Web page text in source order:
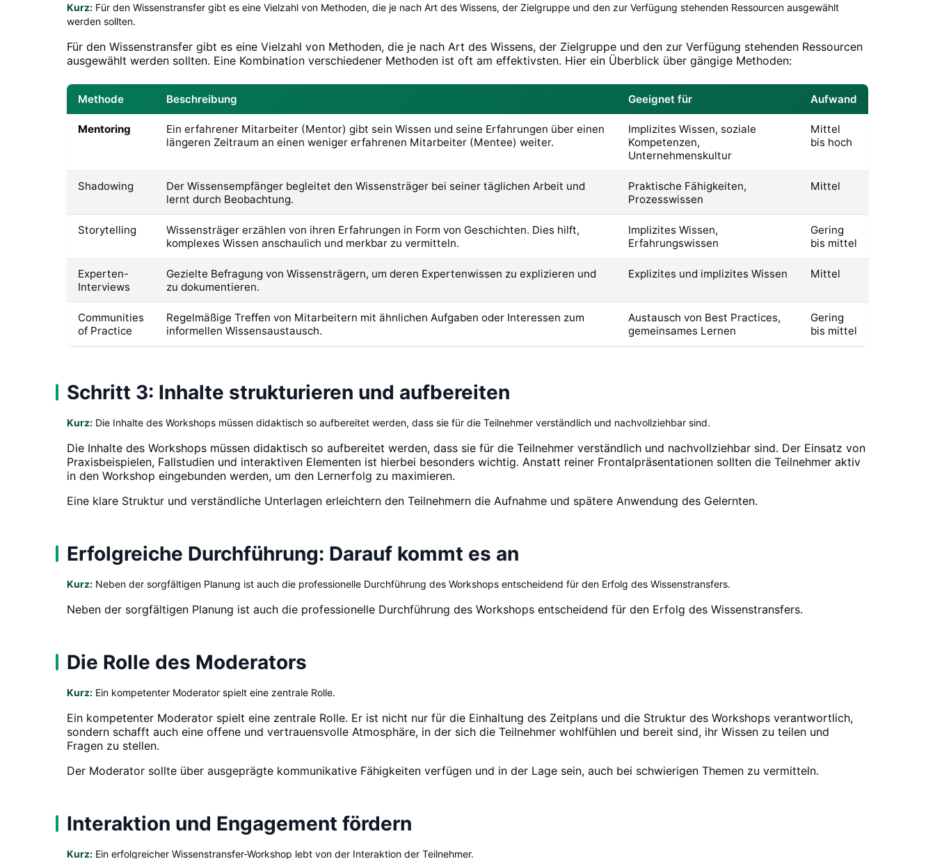
Kurz: Für den Wissenstransfer gibt es eine Vielzahl von Methoden, die je nach Art des Wissens, der Zielgruppe und den zur Verfügung stehenden Ressourcen ausgewählt
werden sollten.
Für den Wissenstransfer gibt es eine Vielzahl von Methoden, die je nach Art des Wissens, der Zielgruppe und den zur Verfügung stehenden Ressourcen
ausgewählt werden sollten. Eine Kombination verschiedener Methoden ist oft am effektivsten. Hier ein Überblick über gängige Methoden:
Methode Beschreibung Geeignet für Aufwand
Mentoring
Ein erfahrener Mitarbeiter (Mentor) gibt sein Wissen und seine Erfahrungen über einen
längeren Zeitraum an einen weniger erfahrenen Mitarbeiter (Mentee) weiter.
Implizites Wissen, soziale
Kompetenzen,
Unternehmenskultur
Mittel
bis hoch
Shadowing
Der Wissensempfänger begleitet den Wissensträger bei seiner täglichen Arbeit und
lernt durch Beobachtung.
Praktische Fähigkeiten,
Prozesswissen
Mittel
Storytelling
Wissensträger erzählen von ihren Erfahrungen in Form von Geschichten. Dies hilft,
komplexes Wissen anschaulich und merkbar zu vermitteln.
Implizites Wissen,
Erfahrungswissen
Gering
bis mittel
Experten-
Interviews
Gezielte Befragung von Wissensträgern, um deren Expertenwissen zu explizieren und
zu dokumentieren.
Explizites und implizites Wissen Mittel
Communities
of Practice
Regelmäßige Treffen von Mitarbeitern mit ähnlichen Aufgaben oder Interessen zum
informellen Wissensaustausch.
Austausch von Best Practices,
gemeinsames Lernen
Gering
bis mittel
Schritt 3: Inhalte strukturieren und aufbereiten
Kurz: Die Inhalte des Workshops müssen didaktisch so aufbereitet werden, dass sie für die Teilnehmer verständlich und nachvollziehbar sind.
Die Inhalte des Workshops müssen didaktisch so aufbereitet werden, dass sie für die Teilnehmer verständlich und nachvollziehbar sind. Der Einsatz von
Praxisbeispielen, Fallstudien und interaktiven Elementen ist hierbei besonders wichtig. Anstatt reiner Frontalpräsentationen sollten die Teilnehmer aktiv
in den Workshop eingebunden werden, um den Lernerfolg zu maximieren.
Eine klare Struktur und verständliche Unterlagen erleichtern den Teilnehmern die Aufnahme und spätere Anwendung des Gelernten.
Erfolgreiche Durchführung: Darauf kommt es an
Kurz: Neben der sorgfältigen Planung ist auch die professionelle Durchführung des Workshops entscheidend für den Erfolg des Wissenstransfers.
Neben der sorgfältigen Planung ist auch die professionelle Durchführung des Workshops entscheidend für den Erfolg des Wissenstransfers.
Die Rolle des Moderators
Kurz: Ein kompetenter Moderator spielt eine zentrale Rolle.
Ein kompetenter Moderator spielt eine zentrale Rolle. Er ist nicht nur für die Einhaltung des Zeitplans und die Struktur des Workshops verantwortlich,
sondern schafft auch eine offene und vertrauensvolle Atmosphäre, in der sich die Teilnehmer wohlfühlen und bereit sind, ihr Wissen zu teilen und
Fragen zu stellen.
Der Moderator sollte über ausgeprägte kommunikative Fähigkeiten verfügen und in der Lage sein, auch bei schwierigen Themen zu vermitteln.
Interaktion und Engagement fördern
Kurz: Ein erfolgreicher Wissenstransfer-Workshop lebt von der Interaktion der Teilnehmer.